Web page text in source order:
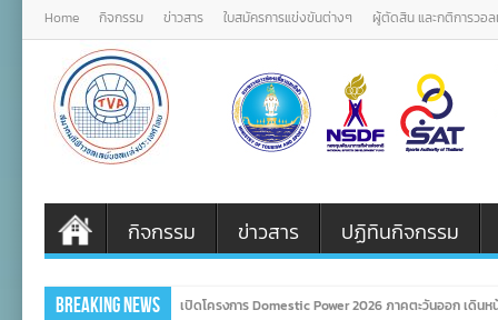
Home กิจกรรม ข่าวสาร ใบสมัครการแข่งขันต่างๆ ผู้ตัดสิน และกติการวอ
กิจกรรม ข่าวสาร ปฏิทินกิจกรรม
Breaking News เปิดโครงการ Domestic Power 2026 ภาคตะวันออก เดิน